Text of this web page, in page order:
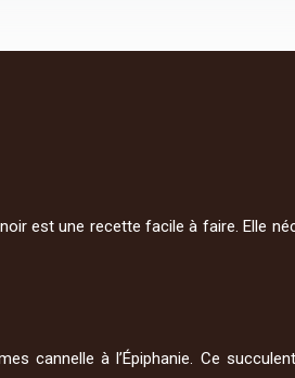
est une recette facile à faire. Elle
cannelle à l’Épiphanie. Ce